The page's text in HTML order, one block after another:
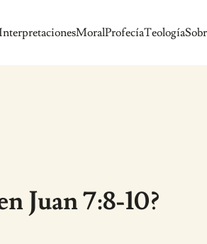
MoralProfecíaTeología
Juan 7:8-10?